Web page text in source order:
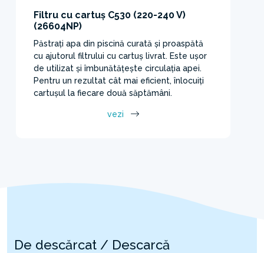
Filtru cu cartuș C530 (220-240 V)
(26604NP)
Păstrați apa din piscină curată și proaspătă
cu ajutorul filtrului cu cartuș livrat. Este ușor
de utilizat și îmbunătățește circulația apei.
Pentru un rezultat cât mai eficient, înlocuiți
cartușul la fiecare două săptămâni.
vezi
De descărcat / Descarcă